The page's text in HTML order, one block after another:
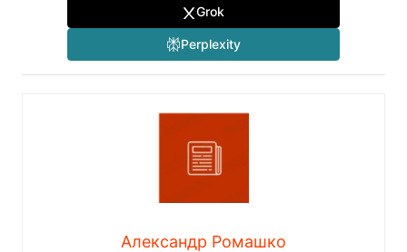
Grok
Perplexity
Александр Ромашко